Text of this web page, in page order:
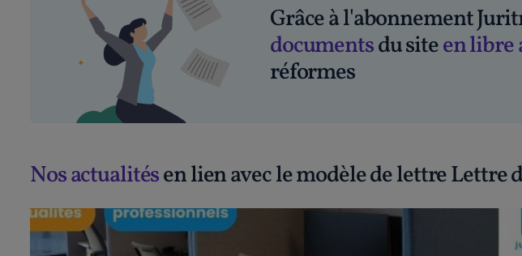
Grâce à l'abonnement
documentsdu siteen libre
réformes
Nos actualitésen lien avec le modèle de lettre